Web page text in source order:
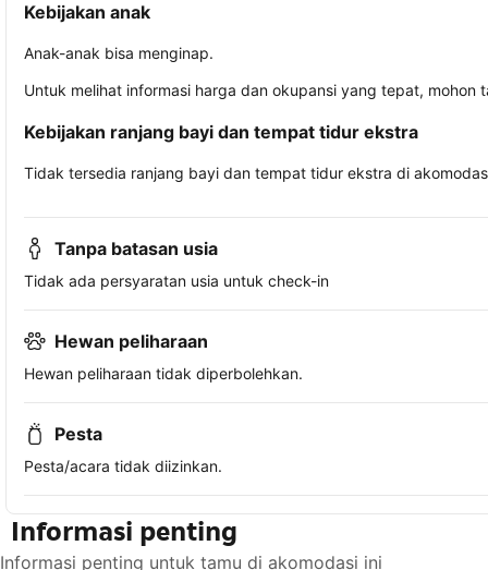
Kebijakan anak
Anak-anak bisa menginap.
Untuk melihat informasi harga dan okupansi yang tepat,
Kebijakan ranjang bayi dan tempat tidur ekstra
Tidak tersedia ranjang bayi dan tempat tidur ekstra di
Tanpa batasan usia
Tidak ada persyaratan usia untuk check-in
Hewan peliharaan
Hewan peliharaan tidak diperbolehkan.
Pesta
Pesta/acara tidak diizinkan.
Informasi penting
Informasi penting untuk tamu di akomodasi ini